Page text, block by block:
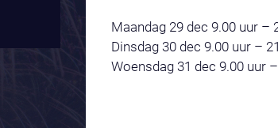
Maandag 29 dec 9.00 uur –
Dinsdag 30 dec 9.00 uur –
Woensdag 31 dec 9.00 uur